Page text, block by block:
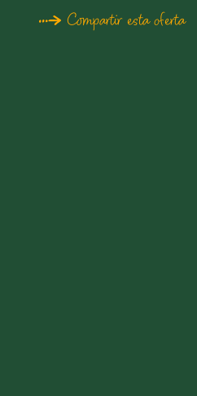
Compartir esta oferta